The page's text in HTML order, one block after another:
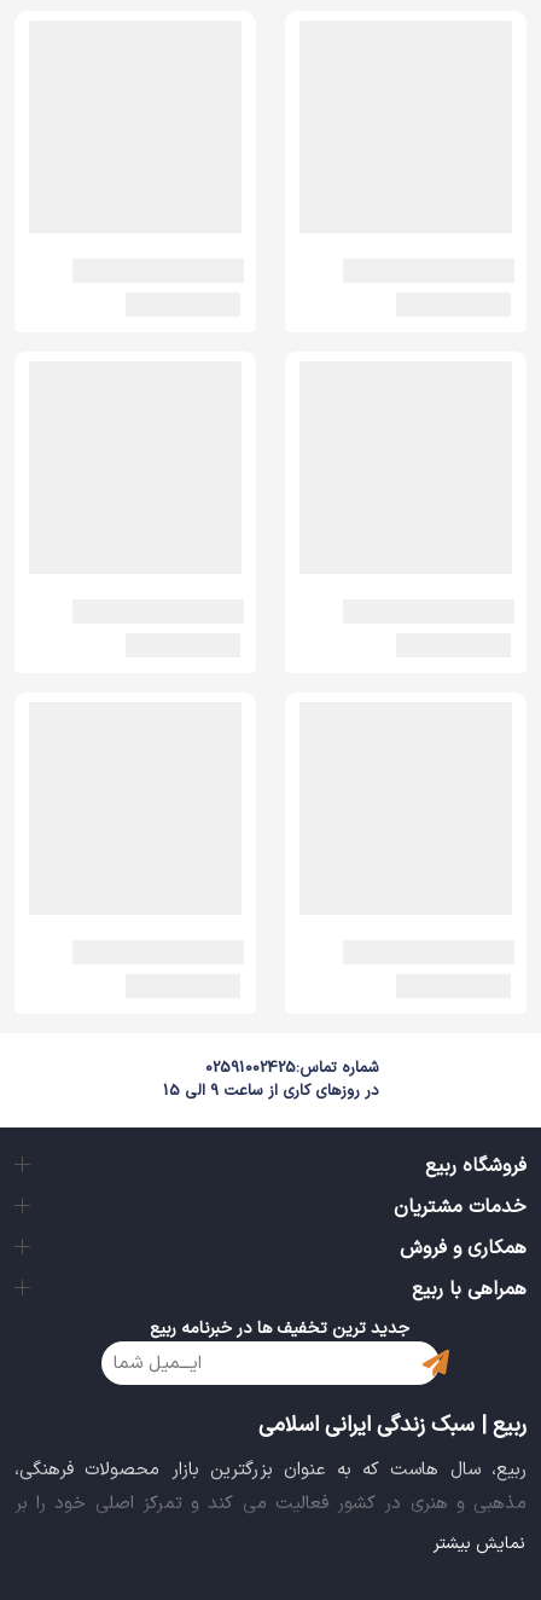
شماره تماس:02591002425
در روزهای کاری از ساعت 9 الی 15
فروشگاه ربیع
خدمات مشتریان
همکاری و فروش
همراهی با ربیع
جدید ترین تخفیف ها در خبرنامه ربیع
ربیع | سبک زندگی ایرانی اسلامی
ربیع، سال هاست که به عنوان بزرگترین بازار محصولات فرهنگی،
مذهبی و هنری در کشور فعالیت می کند و تمرکز اصلی خود را بر
سبک زندگی ایرانی اسلامی قرار داده است. این بازار مجموعه کاملی از
نمایش بیشتر